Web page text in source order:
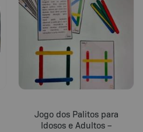
Jogo dos Palitos para
Idosos e Adultos –